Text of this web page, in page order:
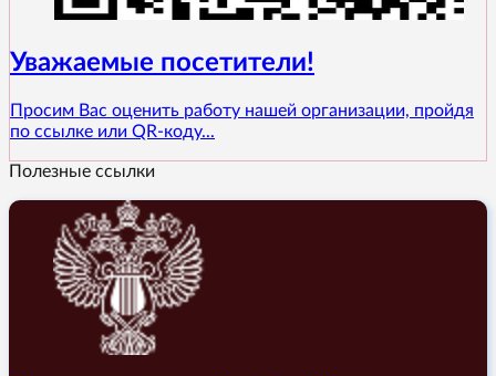
Уважаемые посетители!
Просим Вас оценить работу нашей организации, пройдя
по ссылке или QR-коду...
Полезные ссылки